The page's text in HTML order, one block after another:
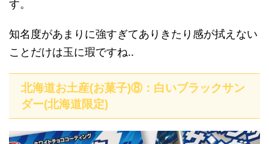
す。
知名度があまりに強すぎてありきたり感が拭えない
ことだけは玉に瑕ですね..
北海道お土産(お菓子)⑧：白いブラックサン
ダー(北海道限定)